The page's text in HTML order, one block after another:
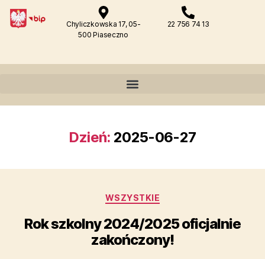
Chyliczkowska 17, 05-
500 Piaseczno
22 756 74 13
Dzień: 2025-06-27
WSZYSTKIE
Rok szkolny 2024/2025 oficjalnie
zakończony!